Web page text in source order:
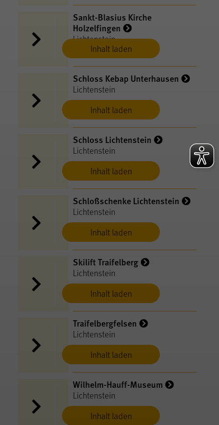
Inhalt laden
Sankt-Blasius Kirche
Holzelfingen
Lichtenstein
Inhalt laden
Schloss Kebap Unterhausen
Lichtenstein
Inhalt laden
Schloss Lichtenstein
Lichtenstein
Inhalt laden
Schloßschenke Lichtenstein
Lichtenstein
Inhalt laden
Skilift Traifelberg
Lichtenstein
Inhalt laden
Traifelbergfelsen
Lichtenstein
Inhalt laden
Wilhelm-Hauff-Museum
Lichtenstein